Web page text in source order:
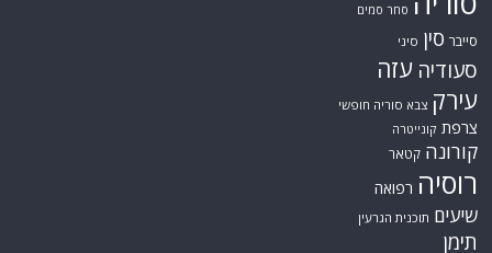
סחר סמים
סייבר סין סיני
סעודיה עזה
עירק צבא סוריה חופשי
צרפת קונייטרה
קורונה קטאר
רוסיה רפואה
שיעים תוכנית הגרעין
תימן